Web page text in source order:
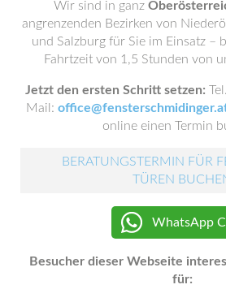
Wir sind in ganz
angrenzenden Bezirken von
und Salzburg für Sie im Einsatz –
Fahrtzeit von 1,5 Stunden von
Jetzt den ersten Schritt setzen:
Mail:
online einen Termin
BERATUNGSTERMIN FÜR
TÜREN
WhatsApp
Besucher dieser Webseite
für: